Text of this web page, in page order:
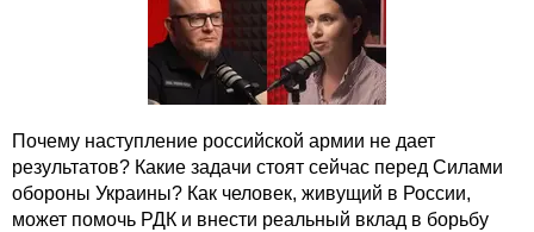
Почему наступление российской армии не дает
результатов? Какие задачи стоят сейчас перед Силами
обороны Украины? Как человек, живущий в России,
может помочь РДК и внести реальный вклад в борьбу